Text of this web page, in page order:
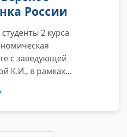
России
2 курса
с заведующей
К.И., в рамках